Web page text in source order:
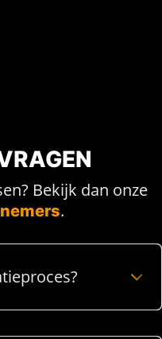
Bekijk dan onze
.